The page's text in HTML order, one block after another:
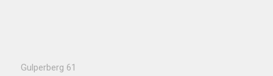
Gulperberg 61